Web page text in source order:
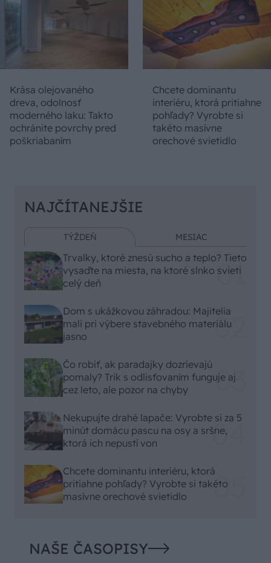
Krása olejovaného
dreva, odolnosť
moderného laku: Takto
ochránite povrchy pred
poškriabaním
Chcete dominantu
interiéru, ktorá pritiahne
pohľady? Vyrobte si
takéto masívne
orechové svietidlo
NAJČÍTANEJŠIE
TÝŽDEŇ MESIAC
Trvalky, ktoré znesú sucho a teplo? Tieto
vysaďte na miesta, na ktoré slnko svieti
celý deň
Dom s ukážkovou záhradou: Majitelia
mali pri výbere stavebného materiálu
jasno
Čo robiť, ak paradajky dozrievajú
pomaly? Trik s odlisťovaním funguje aj
cez leto, ale pozor na chyby
Nekupujte drahé lapače: Vyrobte si za 5
minút domácu pascu na osy a sršne,
ktorá ich nepustí von
Chcete dominantu interiéru, ktorá
pritiahne pohľady? Vyrobte si takéto
masívne orechové svietidlo
NAŠE ČASOPISY